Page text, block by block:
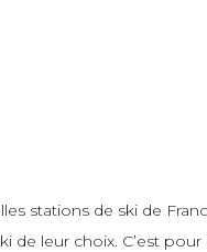
stations de ski de
de leur choix. C’est